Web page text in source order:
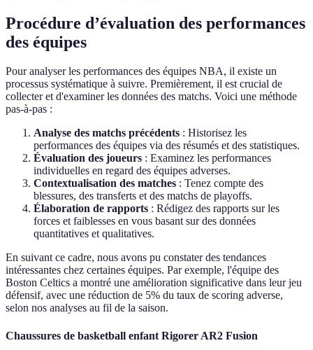
Procédure d’évaluation des performances
des équipes
Pour analyser les performances des équipes NBA, il existe un
processus systématique à suivre. Premièrement, il est crucial de
collecter et d'examiner les données des matchs. Voici une méthode
pas-à-pas :
Analyse des matchs précédents : Historisez les
performances des équipes via des résumés et des statistiques.
Évaluation des joueurs : Examinez les performances
individuelles en regard des équipes adverses.
Contextualisation des matches : Tenez compte des
blessures, des transferts et des matchs de playoffs.
Élaboration de rapports : Rédigez des rapports sur les
forces et faiblesses en vous basant sur des données
quantitatives et qualitatives.
En suivant ce cadre, nous avons pu constater des tendances
intéressantes chez certaines équipes. Par exemple, l'équipe des
Boston Celtics a montré une amélioration significative dans leur jeu
défensif, avec une réduction de 5% du taux de scoring adverse,
selon nos analyses au fil de la saison.
Chaussures de basketball enfant Rigorer AR2 Fusion